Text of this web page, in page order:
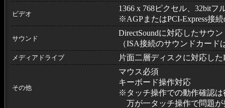
ビデオ
1366 x 768ピクセル、32bit
※AGPまたはPCI-Express接
サウンド
DirectSoundに対応したサウ
（ISA接続のサウンドカード
メディアドライブ 片面二層ディスクに対応し
その他
マウス必須
キーボード操作対応
※タッチ操作での動作確認
万が一タッチ操作で問題